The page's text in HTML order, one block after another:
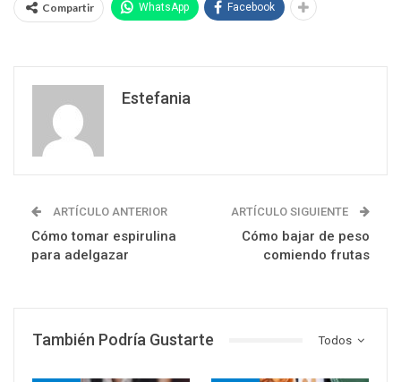
Compartir WhatsApp Facebook
Estefania
ARTÍCULO ANTERIOR
Cómo tomar espirulina
para adelgazar
ARTÍCULO SIGUIENTE
Cómo bajar de peso
comiendo frutas
Todos
También Podría Gustarte